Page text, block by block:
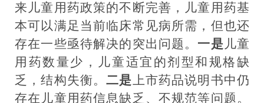
来儿童用药政策的不断完善，儿童用药基
本可以满足当前临床常见病所需，但也还
存在一些亟待解决的突出问题。 一是 儿童
用药数量少，儿童适宜的剂型和规格缺
乏，结构失衡。二是上市药品说明书中仍
存在儿童用药信息缺乏、不规范等问题。